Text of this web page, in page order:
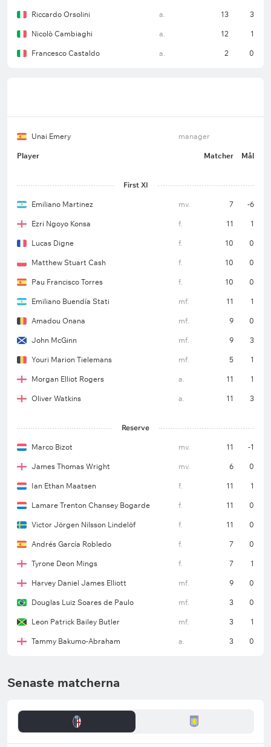
Riccardo Orsolini a. 13 3
Nicolò Cambiaghi a. 12 1
Francesco Castaldo a. 2 0
Unai Emery manager
Player Matcher Mål
First XI
Emiliano Martinez mv. 7 -6
Ezri Ngoyo Konsa f. 11 1
Lucas Digne f. 10 0
Matthew Stuart Cash f. 10 0
Pau Francisco Torres f. 10 0
Emiliano Buendía Stati mf. 11 1
Amadou Onana mf. 9 0
John McGinn mf. 9 3
Youri Marion Tielemans mf. 5 1
Morgan Elliot Rogers a. 11 1
Oliver Watkins a. 11 3
Reserve
Marco Bizot mv. 11 -1
James Thomas Wright mv. 6 0
Ian Ethan Maatsen f. 11 1
Lamare Trenton Chansey Bogarde f. 11 0
Victor Jörgen Nilsson Lindelöf f. 11 0
Andrés García Robledo f. 7 0
Tyrone Deon Mings f. 7 1
Harvey Daniel James Elliott mf. 9 0
Douglas Luiz Soares de Paulo mf. 3 0
Leon Patrick Bailey Butler mf. 3 1
Tammy Bakumo-Abraham a. 3 0
Senaste matcherna